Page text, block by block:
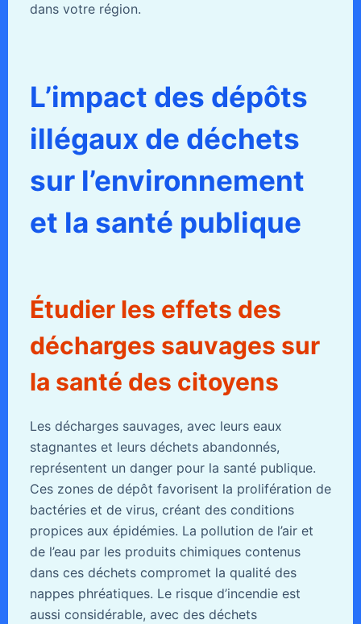
dans votre région.
L’impact des dépôts
illégaux de déchets
sur l’environnement
et la santé publique
Étudier les effets des
décharges sauvages sur
la santé des citoyens
Les décharges sauvages, avec leurs eaux
stagnantes et leurs déchets abandonnés,
représentent un danger pour la santé publique.
Ces zones de dépôt favorisent la prolifération de
bactéries et de virus, créant des conditions
propices aux épidémies. La pollution de l’air et
de l’eau par les produits chimiques contenus
dans ces déchets compromet la qualité des
nappes phréatiques. Le risque d’incendie est
aussi considérable, avec des déchets